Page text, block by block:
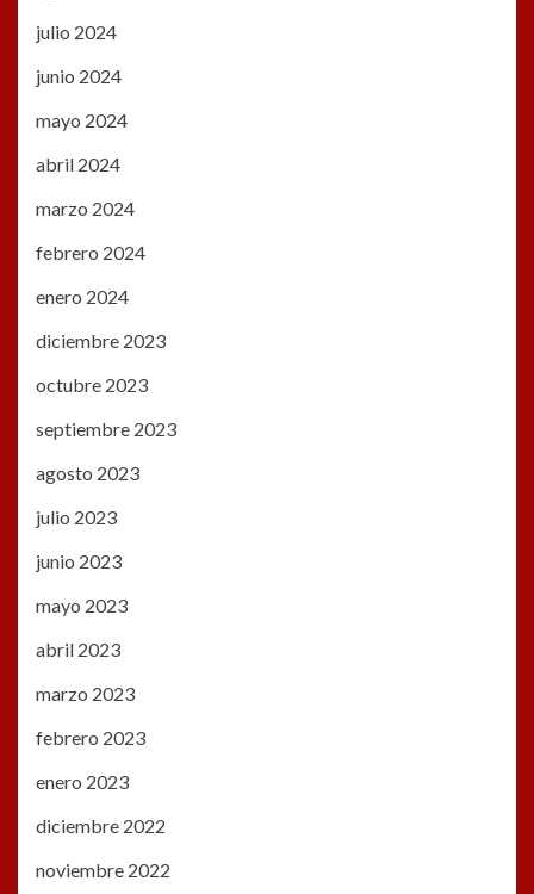
julio 2024
junio 2024
mayo 2024
abril 2024
marzo 2024
febrero 2024
enero 2024
diciembre 2023
octubre 2023
septiembre 2023
agosto 2023
julio 2023
junio 2023
mayo 2023
abril 2023
marzo 2023
febrero 2023
enero 2023
diciembre 2022
noviembre 2022